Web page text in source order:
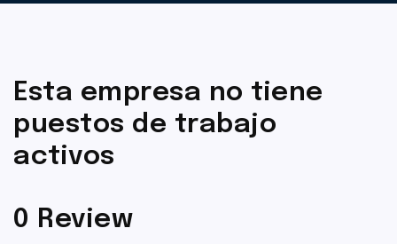
Esta empresa no tiene
puestos de trabajo
activos
0 Review